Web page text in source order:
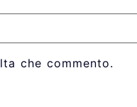
che commento.